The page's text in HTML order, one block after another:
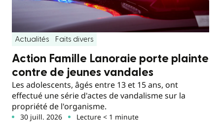
Actualités Faits divers
Action Famille Lanoraie porte plainte
contre de jeunes vandales
Les adolescents, âgés entre 13 et 15 ans, ont
effectué une série d'actes de vandalisme sur la
propriété de l'organisme.
30 juill. 2026 Lecture < 1 minute